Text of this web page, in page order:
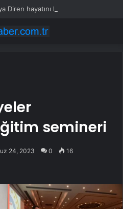
Diren hayatını kaybetti
semineri
24, 2023 0 16